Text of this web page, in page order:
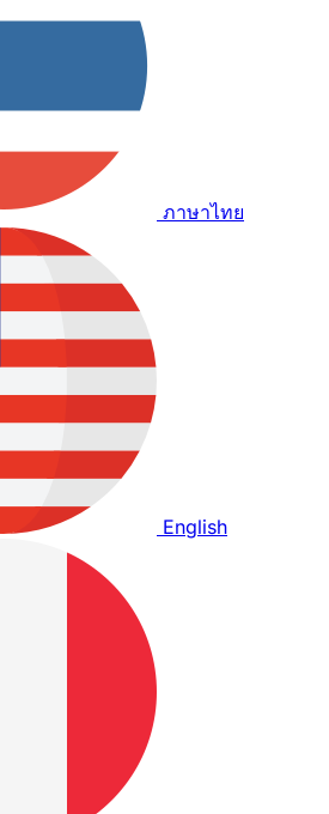
ภาษาไทย
English